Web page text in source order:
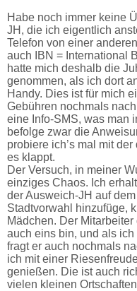
Habe noch immer keine
JH, die ich eigentlich
Telefon von einer
auch IBN = International
hatte mich deshalb die
genommen, als ich dort
Handy. Dies ist für mich
Gebühren nochmals
eine Info-SMS, was man
befolge zwar die
probiere ich’s mal mit
es klappt.
Der Versuch, in meiner
einziges Chaos. Ich
der Ausweich-JH auf
Stadtvorwahl hinzufüge,
Mädchen. Der
auch eins bin, und als
fragt er auch nochmals
ich mit einer
genießen. Die ist auch
vielen kleinen